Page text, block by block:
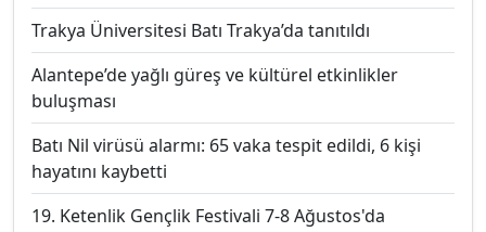
Trakya Üniversitesi Batı Trakya’da tanıtıldı
Alantepe’de yağlı güreş ve kültürel etkinlikler
buluşması
Batı Nil virüsü alarmı: 65 vaka tespit edildi, 6 kişi
hayatını kaybetti
19. Ketenlik Gençlik Festivali 7-8 Ağustos'da